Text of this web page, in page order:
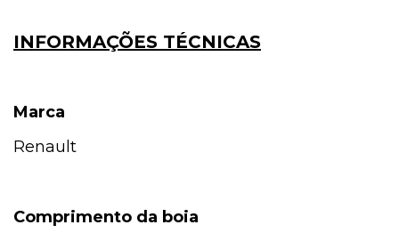
INFORMAÇÕES TÉCNICAS
Marca
Renault
Comprimento da boia